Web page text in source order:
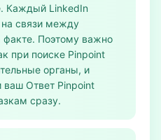
Каждый LinkedIn
на связи между
Поэтому важно
при поиске Pinpoint
органы, и
ваш Ответ Pinpoint
сразу.